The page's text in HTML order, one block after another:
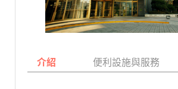
介紹 便利設施與服務